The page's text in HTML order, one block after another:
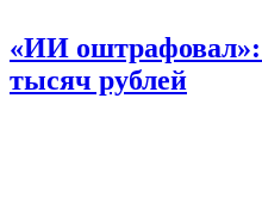
«ИИ оштрафовал»:
тысяч рублей